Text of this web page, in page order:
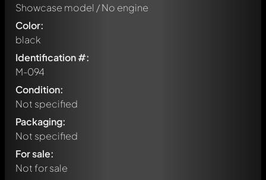
Showcase model / No engine
Color:
black
Identification #:
M-094
Condition:
Not specified
Packaging:
Not specified
For sale:
Not for sale